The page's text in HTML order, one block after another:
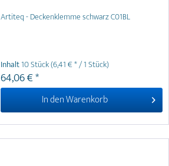
Artiteq - Deckenklemme schwarz C01BL
Inhalt10 Stück(6,41 € * / 1 Stück)
64,06 € *
In denWarenkorb